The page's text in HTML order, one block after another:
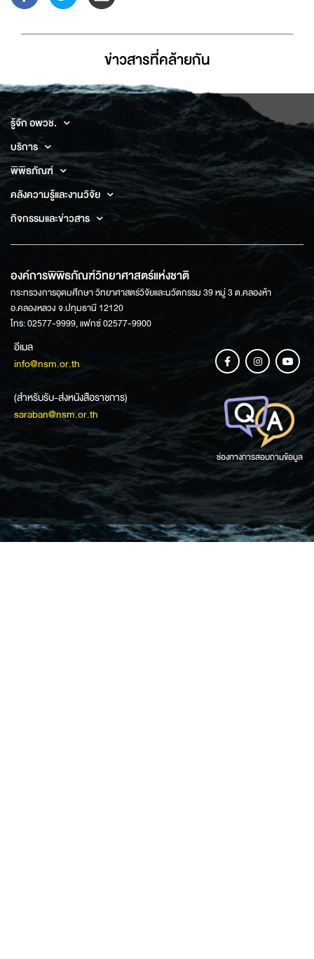
ข่าวสารที่่คล้ายกัน
รู้จัก อพวช.
บริการ
พิพิธภัณฑ์
คลังความรู้และงานวิจัย
กิจกรรมและข่าวสาร
องค์การพิพิธภัณฑ์วิทยาศาสตร์แห่งชาติ
กระทรวงการอุดมศึกษา วิทยาศาสตร์วิจัยและนวัตกรรม 39 หมู่ 3 ต.คลองห้า
อ.คลองหลวง จ.ปทุมธานี 12120
โทร: 02577-9999, แฟกซ์ 02577-9900
อีเมล
info@nsm.or.th
(สำหรับรับ-ส่งหนังสือราชการ)
saraban@nsm.or.th
ช่องทางการสอบถามข้อมูล